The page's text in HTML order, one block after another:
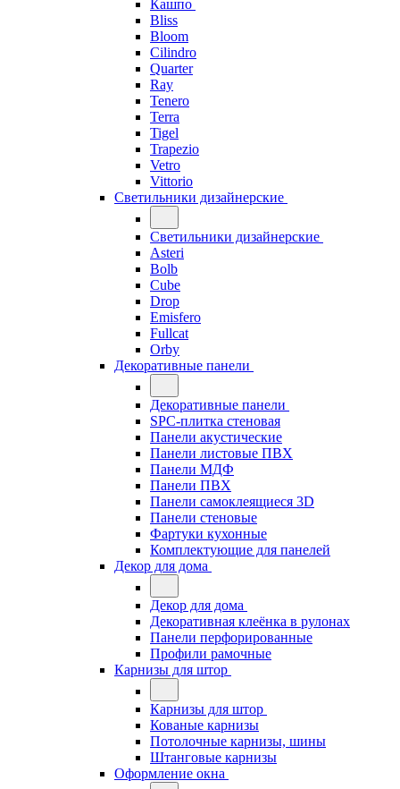
Кашпо
Bliss
Bloom
Cilindro
Quarter
Ray
Tenero
Terra
Tigel
Trapezio
Vetro
Vittorio
Светильники дизайнерские
Светильники дизайнерские
Asteri
Bolb
Cube
Drop
Emisfero
Fullcat
Orby
Декоративные панели
Декоративные панели
SPC-плитка стеновая
Панели акустические
Панели листовые ПВХ
Панели МДФ
Панели ПВХ
Панели самоклеящиеся 3D
Панели стеновые
Фартуки кухонные
Комплектующие для панелей
Декор для дома
Декор для дома
Декоративная клеёнка в рулонах
Панели перфорированные
Профили рамочные
Карнизы для штор
Карнизы для штор
Кованые карнизы
Потолочные карнизы, шины
Штанговые карнизы
Оформление окна